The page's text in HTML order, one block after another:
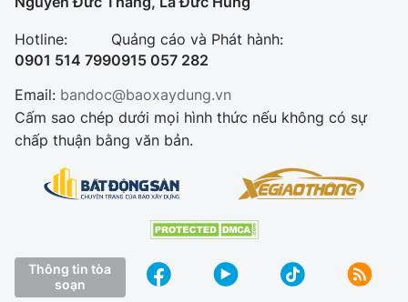
Hotline:
0901 514 799
Quảng cáo và Phát hành:
0915 057 282
Email: bandoc@baoxaydung.vn
Cấm sao chép dưới mọi hình thức nếu không có sự
chấp thuận bằng văn bản.
Thông tin tòa
soạn